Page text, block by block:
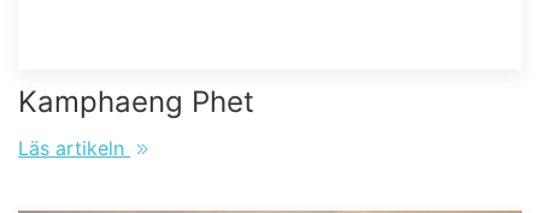
Kamphaeng Phet
Läs artikeln